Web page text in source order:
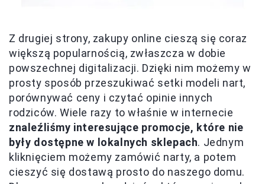
Z drugiej strony, zakupy online cieszą się coraz
większą popularnością, zwłaszcza w dobie
powszechnej digitalizacji. Dzięki nim możemy w
prosty sposób przeszukiwać setki modeli nart,
porównywać ceny i czytać opinie innych
rodziców. Wiele razy to właśnie w internecie
znaleźliśmy interesujące promocje, które nie
były dostępne w lokalnych sklepach. Jednym
kliknięciem możemy zamówić narty, a potem
cieszyć się dostawą prosto do naszego domu.